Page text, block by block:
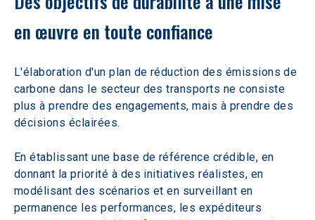
en œuvre en toute confiance
L'élaboration d'un plan de réduction des émissions de
carbone dans le secteur des transports ne consiste
plus à prendre des engagements, mais à prendre des
décisions éclairées.
En établissant une base de référence crédible, en
donnant la priorité à des initiatives réalistes, en
modélisant des scénarios et en surveillant en
permanence les performances, les expéditeurs